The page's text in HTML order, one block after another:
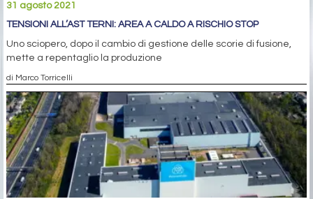
31 agosto 2021
TENSIONI ALL’AST TERNI: AREA A CALDO A RISCHIO STOP
Uno sciopero, dopo il cambio di gestione delle scorie di fusione,
mette a repentaglio la produzione
di Marco Torricelli